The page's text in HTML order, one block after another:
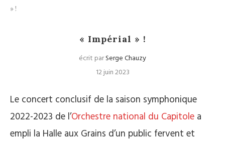
» !
Musique classique
« Impérial » !
écrit parSerge Chauzy
12 juin 2023
Le concert conclusif de la saison symphonique
2022-2023 de l’Orchestre national du Capitole a
empli la Halle aux Grains d’un public fervent et